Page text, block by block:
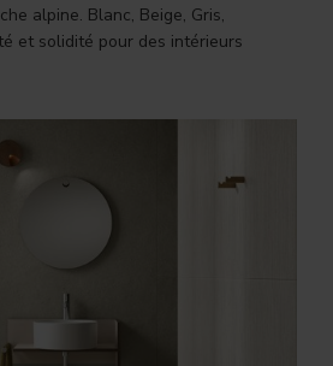
alpine. Blanc, Beige, Gris,
et solidité pour des intérieurs